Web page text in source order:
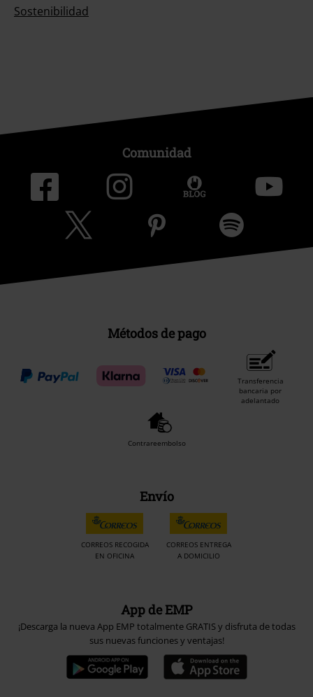
Sostenibilidad
Comunidad
Métodos de pago
Transferencia
bancaria por
adelantado
Contrareembolso
Envío
CORREOS RECOGIDA
EN OFICINA
CORREOS ENTREGA
A DOMICILIO
App de EMP
¡Descarga la nueva App EMP totalmente GRATIS y disfruta de todas
sus nuevas funciones y ventajas!